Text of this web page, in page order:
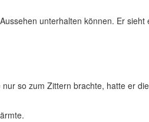
unterhalten können. Er sieht
so zum Zittern brachte, hatte er